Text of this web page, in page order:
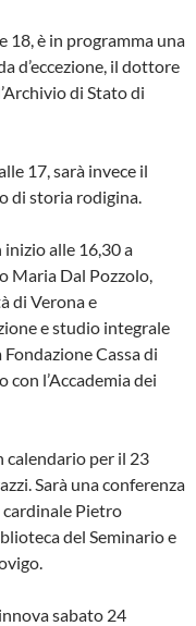
18, è in programma una
d’eccezione, il dottore
di Stato di
17, sarà invece il
di storia rodigina.
inizio alle 16,30 a
Maria Dal Pozzolo,
di Verona e
e studio integrale
Cassa di
con l’Accademia dei
calendario per il 23
Sarà una conferenza
Pietro
del Seminario e
sabato 24